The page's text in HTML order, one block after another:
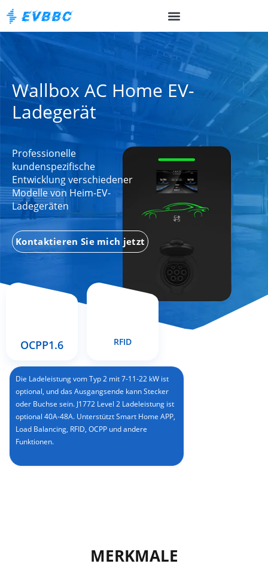
Wallbox AC Home EV-
Ladegerät
Professionelle
kundenspezifische
Entwicklung verschiedener
Modelle von Heim-EV-
Ladegeräten
Kontaktieren Sie mich jetzt
OCPP1.6 RFID
Die Ladeleistung vom Typ 2 mit 7-11-22 kW ist
optional, und das Ausgangsende kann Stecker
oder Buchse sein. J1772 Level 2 Ladeleistung ist
optional 40A-48A. Unterstützt Smart Home APP,
Load Balancing, RFID, OCPP und andere
Funktionen.
MERKMALE